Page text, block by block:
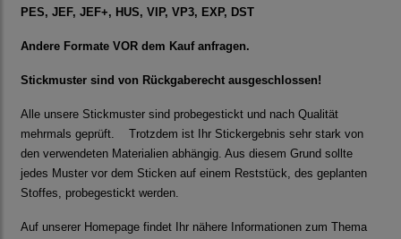
PES, JEF, JEF+, HUS, VIP, VP3, EXP, DST
Andere Formate VOR dem Kauf anfragen.
Stickmuster sind von Rückgaberecht ausgeschlossen!
Alle unsere Stickmuster sind probegestickt und nach Qualität
mehrmals geprüft. Trotzdem ist Ihr Stickergebnis sehr stark von
den verwendeten Materialien abhängig. Aus diesem Grund sollte
jedes Muster vor dem Sticken auf einem Reststück, des geplanten
Stoffes, probegestickt werden.
Auf unserer Homepage findet Ihr nähere Informationen zum Thema